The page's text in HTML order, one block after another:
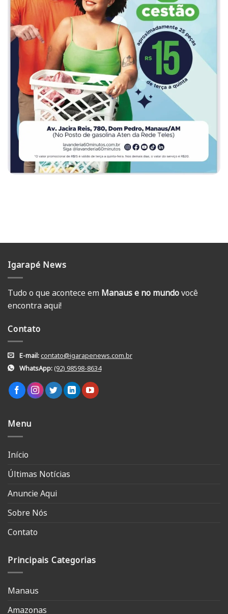
Igarapé News
Tudo o que acontece em Manaus e no mundovocê
encontra aqui!
Contato
E-mail:contato@igarapenews.com.br
WhatsApp:(92) 98598-8634
Menu
Início
Últimas Notícias
Anuncie Aqui
Sobre Nós
Contato
Principais Categorias
Manaus
Amazonas